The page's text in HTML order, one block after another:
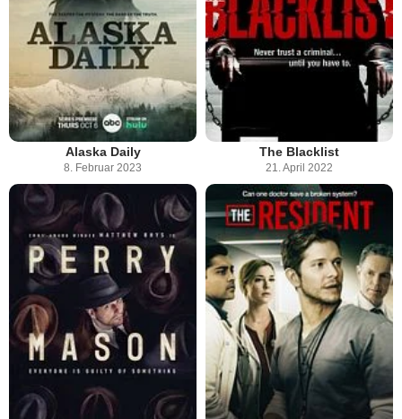
Alaska Daily
8. Februar 2023
The Blacklist
21. April 2022